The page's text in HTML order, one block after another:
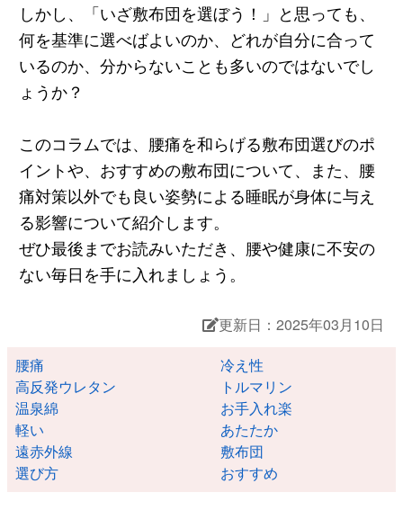
しかし、「いざ敷布団を選ぼう！」と思っても、
何を基準に選べばよいのか、どれが自分に合って
いるのか、分からないことも多いのではないでし
ょうか？
このコラムでは、腰痛を和らげる敷布団選びのポ
イントや、おすすめの敷布団について、また、腰
痛対策以外でも良い姿勢による睡眠が身体に与え
る影響について紹介します。
ぜひ最後までお読みいただき、腰や健康に不安の
ない毎日を手に入れましょう。
更新日：2025年03月10日
腰痛
冷え性
高反発ウレタン
トルマリン
温泉綿
お手入れ楽
軽い
あたたか
遠赤外線
敷布団
選び方
おすすめ